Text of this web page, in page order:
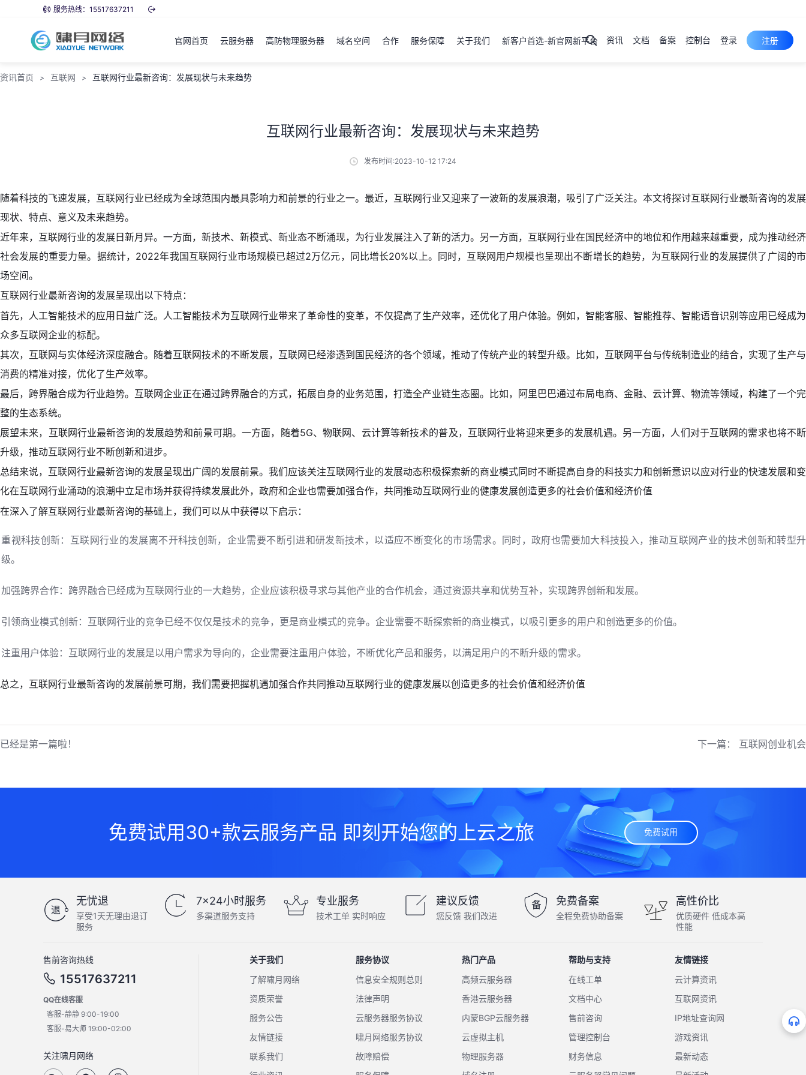
服务热线：15517637211
官网首页 云服务器 高防物理服务器 域名空间 合作 服务保障 关于我们 新客户首选-新官网新平台 资讯 文档 备案 控制台 登录 注册
资讯首页 > 互联网 > 互联网行业最新咨询：发展现状与未来趋势
互联网行业最新咨询：发展现状与未来趋势
发布时间:2023-10-12 17:24
随着科技的飞速发展，互联网行业已经成为全球范围内最具影响力和前景的行业之一。最近，互联网行业又迎来了一波新的发展浪潮，吸引了广泛关注。本文将探讨互联网行业最新咨询的发展
现状、特点、意义及未来趋势。
近年来，互联网行业的发展日新月异。一方面，新技术、新模式、新业态不断涌现，为行业发展注入了新的活力。另一方面，互联网行业在国民经济中的地位和作用越来越重要，成为推动经济
社会发展的重要力量。据统计，2022年我国互联网行业市场规模已超过2万亿元，同比增长20%以上。同时，互联网用户规模也呈现出不断增长的趋势，为互联网行业的发展提供了广阔的市
场空间。
互联网行业最新咨询的发展呈现出以下特点：
首先，人工智能技术的应用日益广泛。人工智能技术为互联网行业带来了革命性的变革，不仅提高了生产效率，还优化了用户体验。例如，智能客服、智能推荐、智能语音识别等应用已经成为
众多互联网企业的标配。
其次，互联网与实体经济深度融合。随着互联网技术的不断发展，互联网已经渗透到国民经济的各个领域，推动了传统产业的转型升级。比如，互联网平台与传统制造业的结合，实现了生产与
消费的精准对接，优化了生产效率。
最后，跨界融合成为行业趋势。互联网企业正在通过跨界融合的方式，拓展自身的业务范围，打造全产业链生态圈。比如，阿里巴巴通过布局电商、金融、云计算、物流等领域，构建了一个完
整的生态系统。
展望未来，互联网行业最新咨询的发展趋势和前景可期。一方面，随着5G、物联网、云计算等新技术的普及，互联网行业将迎来更多的发展机遇。另一方面，人们对于互联网的需求也将不断
升级，推动互联网行业不断创新和进步。
总结来说，互联网行业最新咨询的发展呈现出广阔的发展前景。我们应该关注互联网行业的发展动态积极探索新的商业模式同时不断提高自身的科技实力和创新意识以应对行业的快速发展和变
化在互联网行业涌动的浪潮中立足市场并获得持续发展此外，政府和企业也需要加强合作，共同推动互联网行业的健康发展创造更多的社会价值和经济价值
在深入了解互联网行业最新咨询的基础上，我们可以从中获得以下启示：
重视科技创新：互联网行业的发展离不开科技创新，企业需要不断引进和研发新技术，以适应不断变化的市场需求。同时，政府也需要加大科技投入，推动互联网产业的技术创新和转型升
级。
加强跨界合作：跨界融合已经成为互联网行业的一大趋势，企业应该积极寻求与其他产业的合作机会，通过资源共享和优势互补，实现跨界创新和发展。
引领商业模式创新：互联网行业的竞争已经不仅仅是技术的竞争，更是商业模式的竞争。企业需要不断探索新的商业模式，以吸引更多的用户和创造更多的价值。
注重用户体验：互联网行业的发展是以用户需求为导向的，企业需要注重用户体验，不断优化产品和服务，以满足用户的不断升级的需求。
总之，互联网行业最新咨询的发展前景可期，我们需要把握机遇加强合作共同推动互联网行业的健康发展以创造更多的社会价值和经济价值
已经是第一篇啦！ 下一篇： 互联网创业机会
免费试用30+款云服务产品 即刻开始您的上云之旅 免费试用
无忧退
享受1天无理由退订
服务
7×24小时服务
多渠道服务支持
专业服务
技术工单 实时响应
建议反馈
您反馈 我们改进
免费备案
全程免费协助备案
高性价比
优质硬件 低成本高
性能
售前咨询热线
15517637211
QQ在线客服
客服-静静 9:00-19:00
客服-易大师 19:00-02:00
关注啸月网络
关于我们
了解啸月网络
资质荣誉
服务公告
友情链接
联系我们
服务协议
信息安全规则总则
法律声明
云服务器服务协议
啸月网络服务协议
故障赔偿
热门产品
高频云服务器
香港云服务器
内蒙BGP云服务器
云虚拟主机
物理服务器
帮助与支持
在线工单
文档中心
售前咨询
管理控制台
财务信息
友情链接
云计算资讯
互联网资讯
IP地址查询网
游戏资讯
最新动态